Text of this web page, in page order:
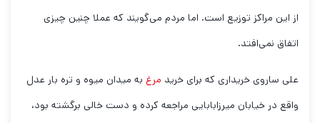
از این مراکز توزیع است. اما مردم می‌گویند که عملا چنین چیزی
اتفاق نمی‌افتد.
علی ساروی خریداری که برای خرید مرغ به میدان میوه و تره بار عدل
واقع در خیابان میرزابابایی مراجعه کرده و دست خالی برگشته بود،